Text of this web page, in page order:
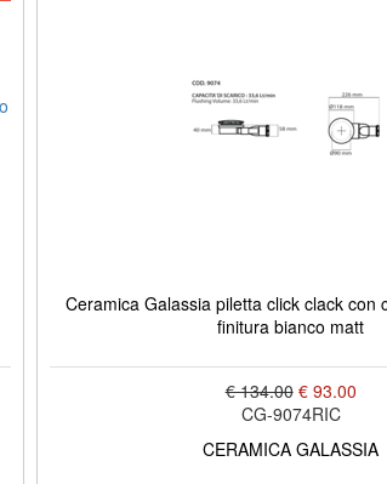
Ceramica Galassia piletta click clack con
finitura bianco matt
€ 134.00 € 93.00
CG-9074RIC
CERAMICA GALASSIA